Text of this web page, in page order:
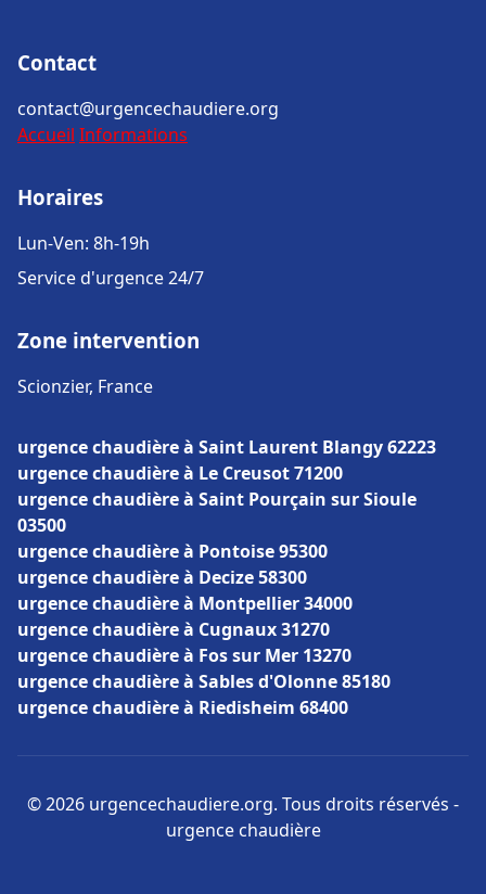
Contact
contact@urgencechaudiere.org
Accueil Informations
Horaires
Lun-Ven: 8h-19h
Service d'urgence 24/7
Zone intervention
Scionzier, France
urgence chaudière à Saint Laurent Blangy 62223
urgence chaudière à Le Creusot 71200
urgence chaudière à Saint Pourçain sur Sioule
03500
urgence chaudière à Pontoise 95300
urgence chaudière à Decize 58300
urgence chaudière à Montpellier 34000
urgence chaudière à Cugnaux 31270
urgence chaudière à Fos sur Mer 13270
urgence chaudière à Sables d'Olonne 85180
urgence chaudière à Riedisheim 68400
© 2026 urgencechaudiere.org. Tous droits réservés -
urgence chaudière